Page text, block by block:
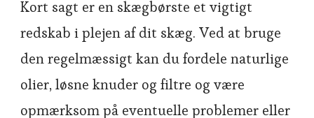
Kort sagt er en skægbørste et vigtigt
redskab i plejen af dit skæg. Ved at bruge
den regelmæssigt kan du fordele naturlige
olier, løsne knuder og filtre og være
opmærksom på eventuelle problemer eller